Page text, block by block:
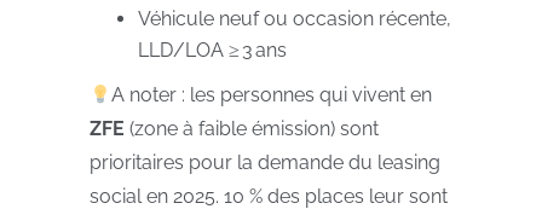
Véhicule neuf ou occasion récente,
LLD/LOA ≥ 3 ans
A noter : les personnes qui vivent en
ZFE (zone à faible émission) sont
prioritaires pour la demande du leasing
social en 2025. 10 % des places leur sont